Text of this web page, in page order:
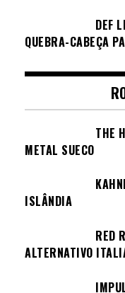
DEF
QUEBRA-CABEÇA
THE
METAL SUECO
ISLÂNDIA
RED
ALTERNATIVO